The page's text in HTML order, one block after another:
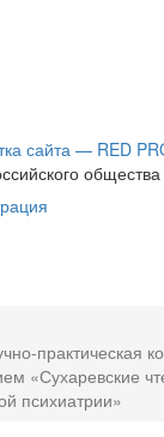
сайта — RED
практическая
«Сухаревские
психиатрии»